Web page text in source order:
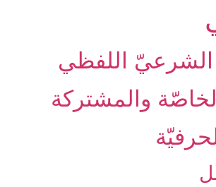
الخاصّة والمشتركة